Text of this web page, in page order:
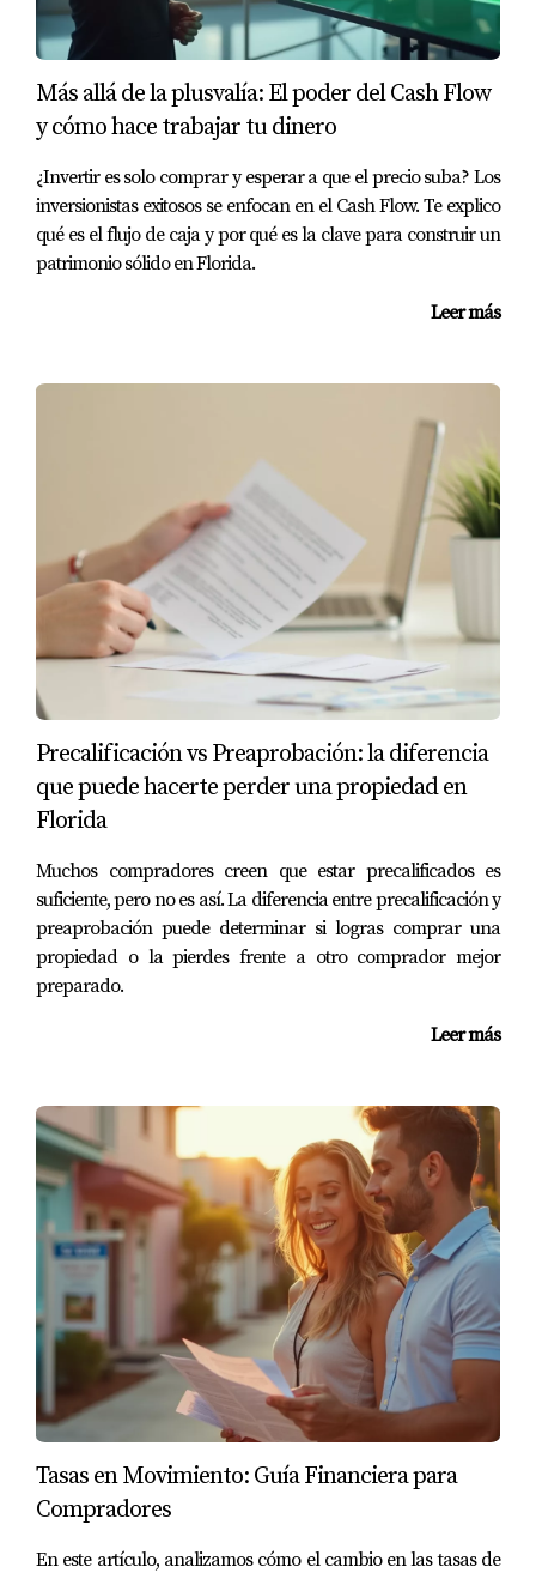
estados financieros. Esto le permite acceder al
Preguntas Frecuentes
¿Qué es un préstamo Non-QM?
Un préstamo Non-QM (Non-Qualified Mortgage) es un
tipo de hipoteca que no cumple con los criterios
Mac, lo que permite mayor flexibilidad en los requisitos
Los préstamos convencionales requieren que el
solicitante tenga un buen crédito, una relación deuda-
ingreso adecuada y generalmente deben demostrar
ingresos estables a través de declaraciones fiscales.
¿Puedo obtener financiamiento si soy
autónomo?
Sí, puedes obtener financiamiento siendo autónomo,
utilizar documentos alternativos como estados
financieros o cuentas bancarias.
crediticio en EE.UU.?
Puedes optar por préstamos Non-QM, donde algunos
prestamistas consideran otros factores como tus activos o
ingresos globales al evaluar tu capacidad crediticia.
¿Cuáles son las tasas de interés promedio
Las tasas pueden variar significativamente dependiendo
del tipo de préstamo y del perfil financiero del
solicitante, pero suelen estar entre el 4% y el 6% para
préstamos Non-QM.
Como experta en financiamiento inmobiliario
internacional, me dedico a ayudar a inversionistas
colombianos a navegar por este complejo proceso. Si
deseas más información sobre cómo obtener un crédito
hipotecario en Miami siendo colombiano sin residencia,
no dudes en ponerte en contacto conmigo.
Más allá de la plusvalía: El poder del Cash Flow
y cómo hace trabajar tu dinero
¿Invertir es solo comprar y esperar a que el precio suba? Los
inversionistas exitosos se enfocan en el Cash Flow. Te explico
qué es el flujo de caja y por qué es la clave para construir un
patrimonio sólido en Florida.
Leer más
Precalificación vs Preaprobación: la diferencia
que puede hacerte perder una propiedad en
Florida
Muchos compradores creen que estar precalificados es
suficiente, pero no es así. La diferencia entre precalificación y
preaprobación puede determinar si logras comprar una
propiedad o la pierdes frente a otro comprador mejor
preparado.
Leer más
Tasas en Movimiento: Guía Financiera para
Compradores
En este artículo, analizamos cómo el cambio en las tasas de